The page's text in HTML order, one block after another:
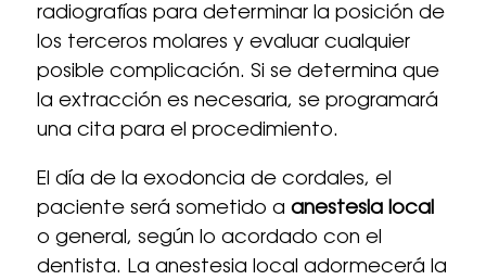
radiografías para determinar la posición de
los terceros molares y evaluar cualquier
posible complicación. Si se determina que
la extracción es necesaria, se programará
una cita para el procedimiento.
El día de la exodoncia de cordales, el
paciente será sometido a anestesia local
o general, según lo acordado con el
dentista. La anestesia local adormecerá la